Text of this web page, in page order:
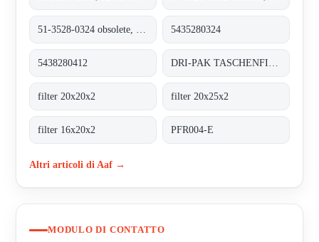
5435280324
5438280412
filter 20x20x2 filter 20x25x2
filter 16x20x2 PFR004-E
Altri articoli di Aaf →
MODULO DI CONTATTO